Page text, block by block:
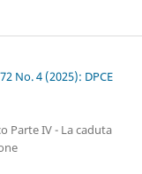
No. 4 (2025): DPCE
Parte IV - La caduta